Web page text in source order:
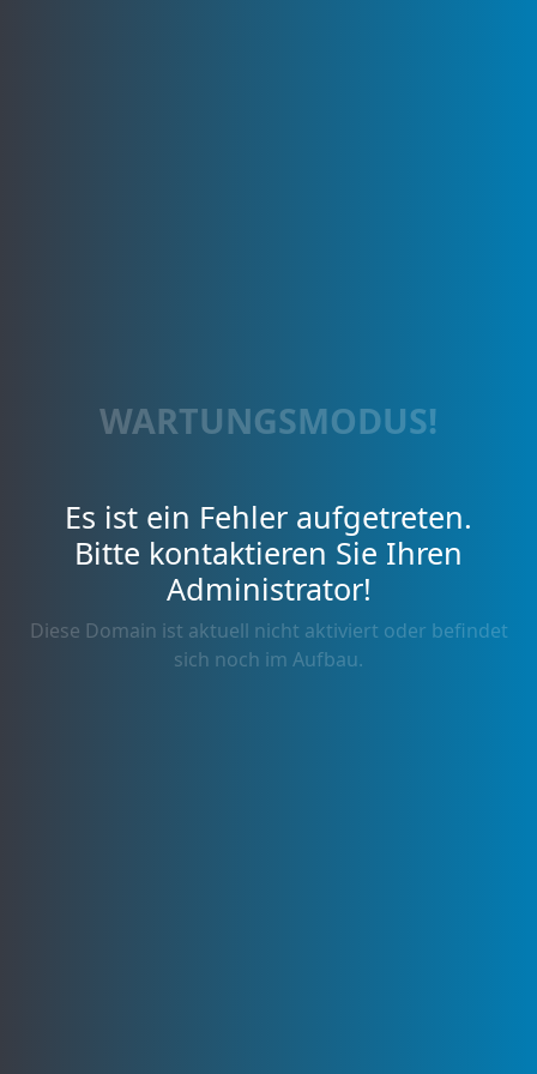
WARTUNGSMODUS!
Es ist ein Fehler aufgetreten.
Bitte kontaktieren Sie Ihren
Administrator!
Diese Domain ist aktuell nicht aktiviert oder befindet
sich noch im Aufbau.